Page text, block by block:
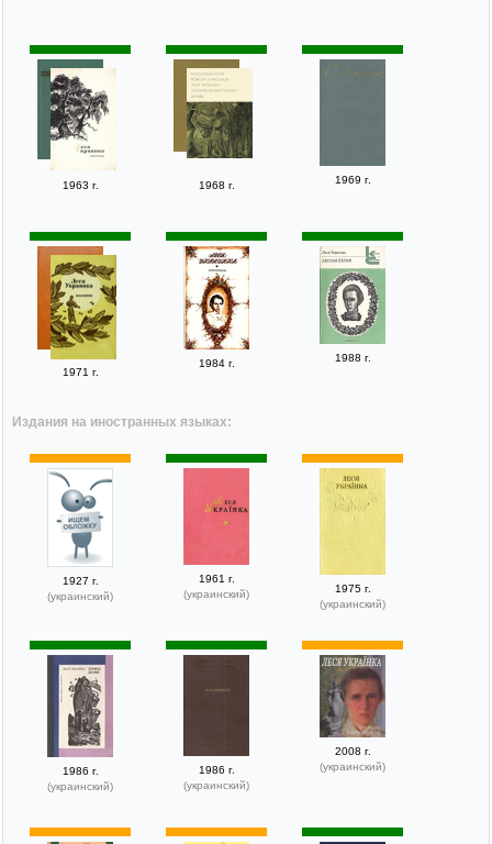
1963 г. 1968 г. 1969 г.
1971 г.
1984 г. 1988 г.
Издания на иностранных языках:
1927 г.
(украинский)
1961 г.
(украинский)
1975 г.
(украинский)
1986 г.
(украинский)
1986 г.
(украинский)
2008 г.
(украинский)